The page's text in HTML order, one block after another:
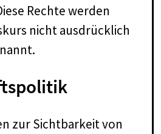
Rechte werden
nicht ausdrücklich
zur Sichtbarkeit von